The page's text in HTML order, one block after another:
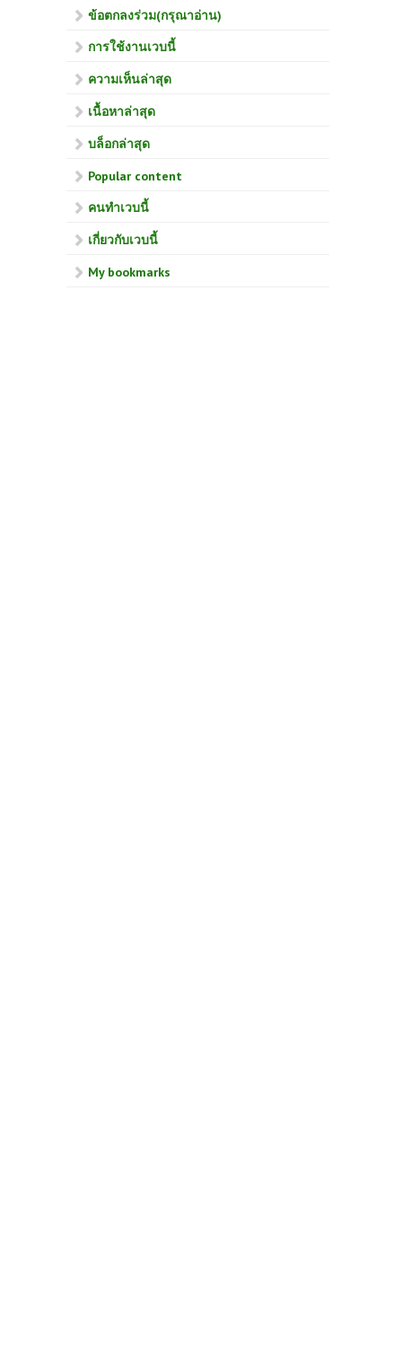
ข้อตกลงร่วม(กรุณาอ่าน)
การใช้งานเวบนี้
ความเห็นล่าสุด
เนื้อหาล่าสุด
บล็อกล่าสุด
Popular content
คนทำเวบนี้
เกี่ยวกับเวบนี้
My bookmarks